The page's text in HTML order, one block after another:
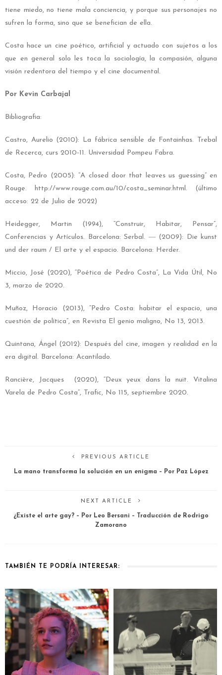
tiene miedo, no tiene mala conciencia, y porque sus personajes no
sufren la forma, sino que se benefician de ella.
Costa hace un cine poético, artificial y actuado con sujetos a los
que en general solo les toca la sociología, la compasión, alguna
visión redentora del tiempo y el cine documental.
Por Kevin Carbajal
Bibliografia:
Castro, Aurelio (2010): La fábrica sensible de Fontainhas. Trebal
de Recerca, curs 2010-11. Universidad Pompeu Fabra.
Costa, Pedro (2005): “A closed door that leaves us guessing” en
Rouge. http://www.rouge.com.au/10/costa_seminar.html. (último
acceso: 22 de Julio de 2022)
Heidegger, Martin (1994), “Construir, Habitar, Pensar”,
Conferencias y Artículos. Barcelona: Serbal. ― (2009): Die kunst
und der raum / El arte y el espacio. Barcelona: Herder.
Miccio, José (2020), “Poética de Pedro Costa”, La Vida Útil, No
3, marzo de 2020.
Muñoz, Horacio (2013), “Pedro Costa: habitar el espacio, una
cuestión de política”, en Revista El genio maligno, No 13, 2013.
Quintana, Ángel (2012): Después del cine, imagen y realidad en la
era digital. Barcelona: Acantilado.
Rancière, Jacques (2020), “Deux yeux dans la nuit. Vitalina
Varela de Pedro Costa”, Trafic, No 115, septiembre 2020.
PREVIOUS ARTICLE
La mano transforma la solución en un enigma – Por Paz López
NEXT ARTICLE
¿Existe el arte gay? – Por Leo Bersani – Traducción de Rodrigo
Zamorano
TAMBIÉN TE PODRÍA INTERESAR: